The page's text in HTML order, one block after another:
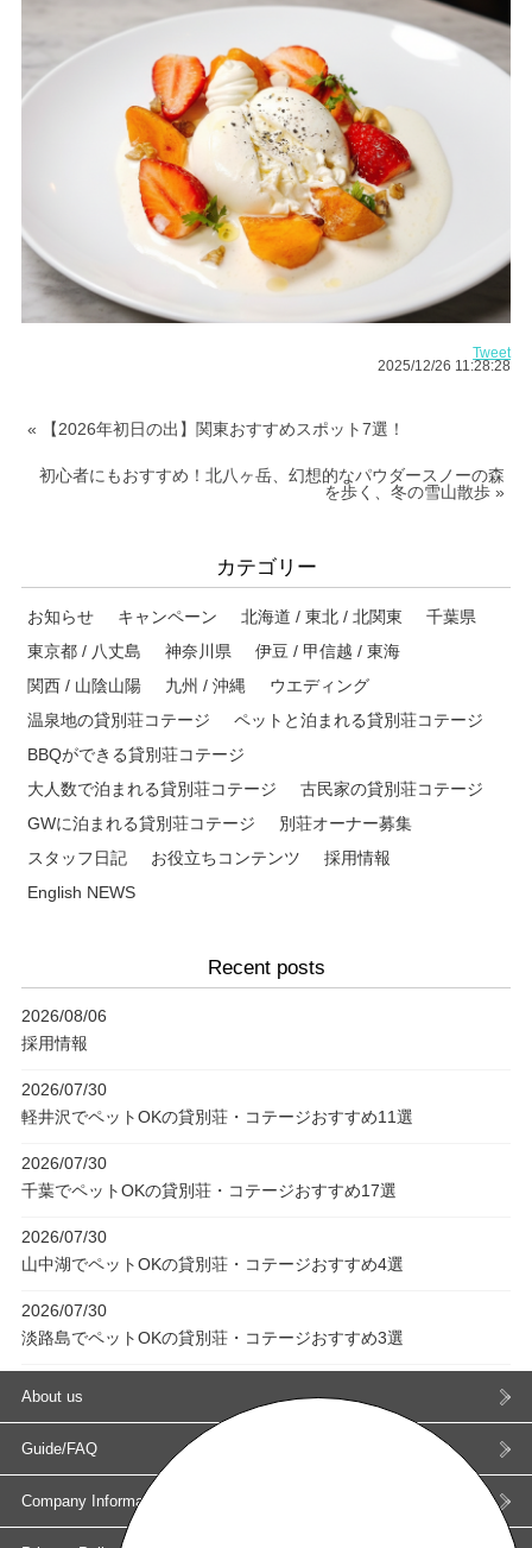
Tweet
2025/12/26 11:28:28
« 【2026年初日の出】関東おすすめスポット7選！
初心者にもおすすめ！北八ヶ岳、幻想的なパウダースノーの森
を歩く、冬の雪山散歩 »
カテゴリー
お知らせ キャンペーン 北海道 / 東北 / 北関東
千葉県
東京都 / 八丈島
神奈川県
伊豆 / 甲信越 / 東海
関西 / 山陰山陽
九州 / 沖縄
ウエディング
温泉地の貸別荘コテージ
ペットと泊まれる貸別荘コテージ
BBQができる貸別荘コテージ
大人数で泊まれる貸別荘コテージ
古民家の貸別荘コテージ
GWに泊まれる貸別荘コテージ
別荘オーナー募集
スタッフ日記
お役立ちコンテンツ
採用情報
English NEWS
Recent posts
2026/08/06
採用情報
2026/07/30
軽井沢でペットOKの貸別荘・コテージおすすめ11選
2026/07/30
千葉でペットOKの貸別荘・コテージおすすめ17選
2026/07/30
山中湖でペットOKの貸別荘・コテージおすすめ4選
2026/07/30
淡路島でペットOKの貸別荘・コテージおすすめ3選
About us
Guide/FAQ
Company Information